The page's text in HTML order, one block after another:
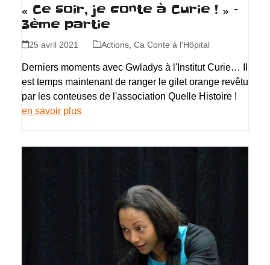
« Ce soir, je conte à Curie ! » –
3ème partie
25 avril 2021 Actions ,Ca Conte à l'Hôpital
Derniers moments avec Gwladys à l'Institut Curie… Il
est temps maintenant de ranger le gilet orange revêtu
par les conteuses de l'association Quelle Histoire !
en savoir plus